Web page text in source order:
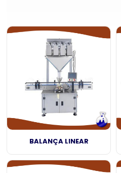
BALANÇA LINEAR